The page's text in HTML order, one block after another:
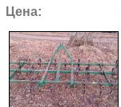
Цена: